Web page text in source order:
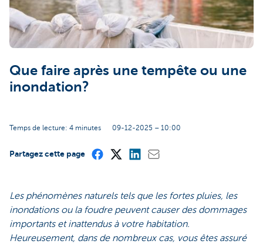
Que faire après une tempête ou une
inondation?
Temps de lecture: 4 minutes 09-12-2025 – 10:00
Partagez cette page
Les phénomènes naturels tels que les fortes pluies, les
inondations ou la foudre peuvent causer des dommages
importants et inattendus à votre habitation.
Heureusement, dans de nombreux cas, vous êtes assuré